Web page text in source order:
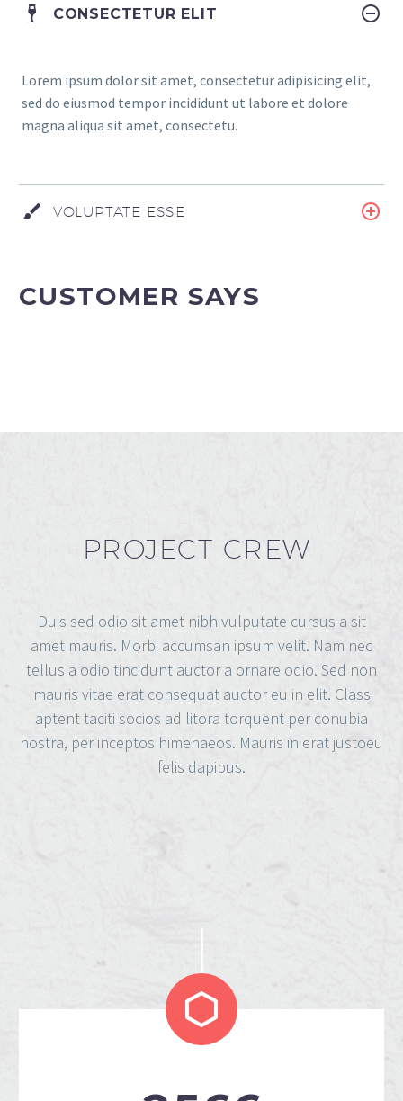
CONSECTETUR ELIT
Lorem ipsum dolor sit amet, consectetur adipisicing elit,
sed do eiusmod tempor incididunt ut labore et dolore
magna aliqua sit amet, consectetu.
VOLUPTATE ESSE
CUSTOMER SAYS
PROJECT CREW
Duis sed odio sit amet nibh vulputate cursus a sit
amet mauris. Morbi accumsan ipsum velit. Nam nec
tellus a odio tincidunt auctor a ornare odio. Sed non
mauris vitae erat consequat auctor eu in elit. Class
aptent taciti socios ad litora torquent per conubia
nostra, per inceptos himenaeos. Mauris in erat justoeu
felis dapibus.

